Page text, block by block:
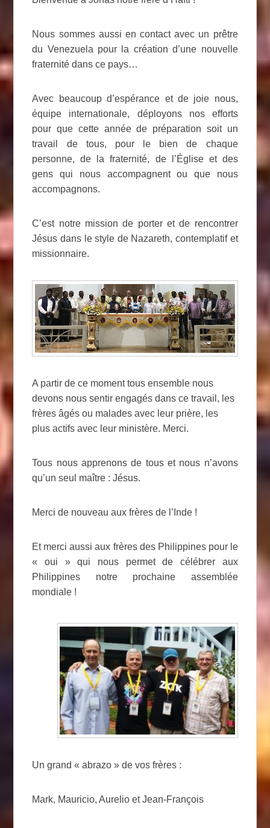
Nous sommes aussi en contact avec un prêtre
du Venezuela pour la création d’une nouvelle
fraternité dans ce pays…
Avec beaucoup d’espérance et de joie nous,
équipe internationale, déployons nos efforts
pour que cette année de préparation soit un
travail de tous, pour le bien de chaque
personne, de la fraternité, de l’Église et des
gens qui nous accompagnent ou que nous
accompagnons.
C’est notre mission de porter et de rencontrer
Jésus dans le style de Nazareth, contemplatif et
missionnaire.
A partir de ce moment tous ensemble nous
devons nous sentir engagés dans ce travail, les
frères âgés ou malades avec leur prière, les
plus actifs avec leur ministère. Merci.
Tous nous apprenons de tous et nous n’avons
qu’un seul maître : Jésus.
Merci de nouveau aux frères de l’Inde !
Et merci aussi aux frères des Philippines pour le
« oui » qui nous permet de célébrer aux
Philippines notre prochaine assemblée
mondiale !
Un grand « abrazo » de vos frères :
Mark, Mauricio, Aurelio et Jean-François